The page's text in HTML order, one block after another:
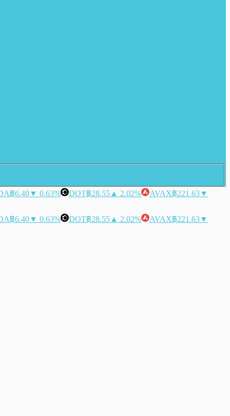
฿6.40▼ 0.63% DOT฿28.55 ▲ 2.02% AVAX฿221.63▼
฿6.40▼ 0.63% DOT฿28.55 ▲ 2.02% AVAX฿221.63▼